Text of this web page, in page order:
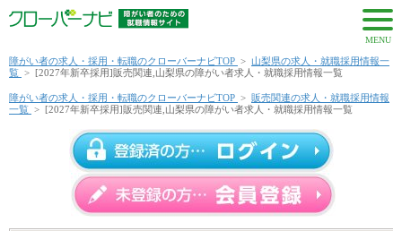
MENU
障がい者の求人・採用・転職のクローバーナビTOP > 山梨県の求人・就職採用情報一
覧 > [2027年新卒採用]販売関連,山梨県の障がい者求人・就職採用情報一覧
障がい者の求人・採用・転職のクローバーナビTOP > 販売関連の求人・就職採用情報
一覧 > [2027年新卒採用]販売関連,山梨県の障がい者求人・就職採用情報一覧